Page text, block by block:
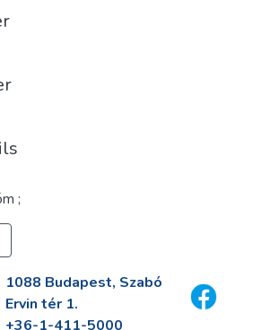
;
1088 Budapest, Szabó
Ervin tér 1.
+36-1-411-5000